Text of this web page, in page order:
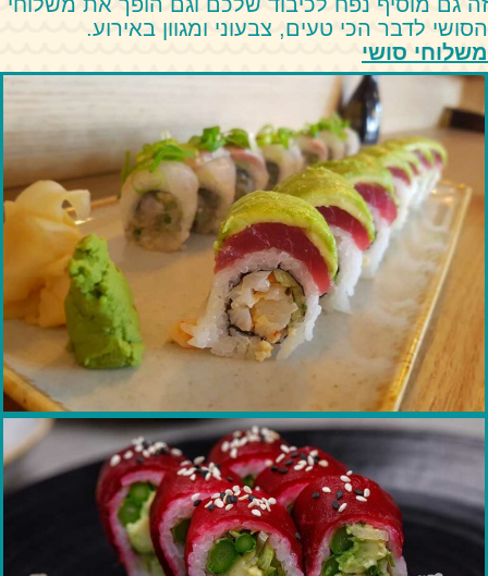
הסושי לדבר הכי טעים, צבעוני ומגוון באירוע.
משלוחי סושי